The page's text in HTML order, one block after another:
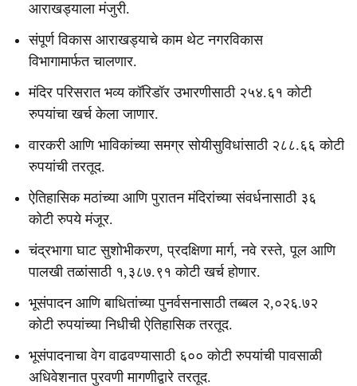
आराखड्याला मंजुरी.
संपूर्ण विकास आराखड्याचे काम थेट नगरविकास
विभागामार्फत चालणार.
मंदिर परिसरात भव्य कॉरिडॉर उभारणीसाठी २५४.६१ कोटी
रुपयांचा खर्च केला जाणार.
वारकरी आणि भाविकांच्या समग्र सोयीसुविधांसाठी २८८.६६ कोटी
रुपयांची तरतूद.
ऐतिहासिक मठांच्या आणि पुरातन मंदिरांच्या संवर्धनासाठी ३६
कोटी रुपये मंजूर.
चंद्रभागा घाट सुशोभीकरण, प्रदक्षिणा मार्ग, नवे रस्ते, पूल आणि
पालखी तळांसाठी १,३८७.९१ कोटी खर्च होणार.
भूसंपादन आणि बाधितांच्या पुनर्वसनासाठी तब्बल २,०२६.७२
कोटी रुपयांच्या निधीची ऐतिहासिक तरतूद.
भूसंपादनाचा वेग वाढवण्यासाठी ६०० कोटी रुपयांची पावसाळी
अधिवेशनात पुरवणी मागणीद्वारे तरतूद.